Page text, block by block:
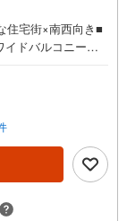
住宅街×南西向き■
ドバルコニー営
ますぜひお気軽
ーションズグル
例〕東宝ハウス
プラン⇒住宅ロー
信用金庫金利1.27
の総返済額の差額:3
届け◇東宝ハウス